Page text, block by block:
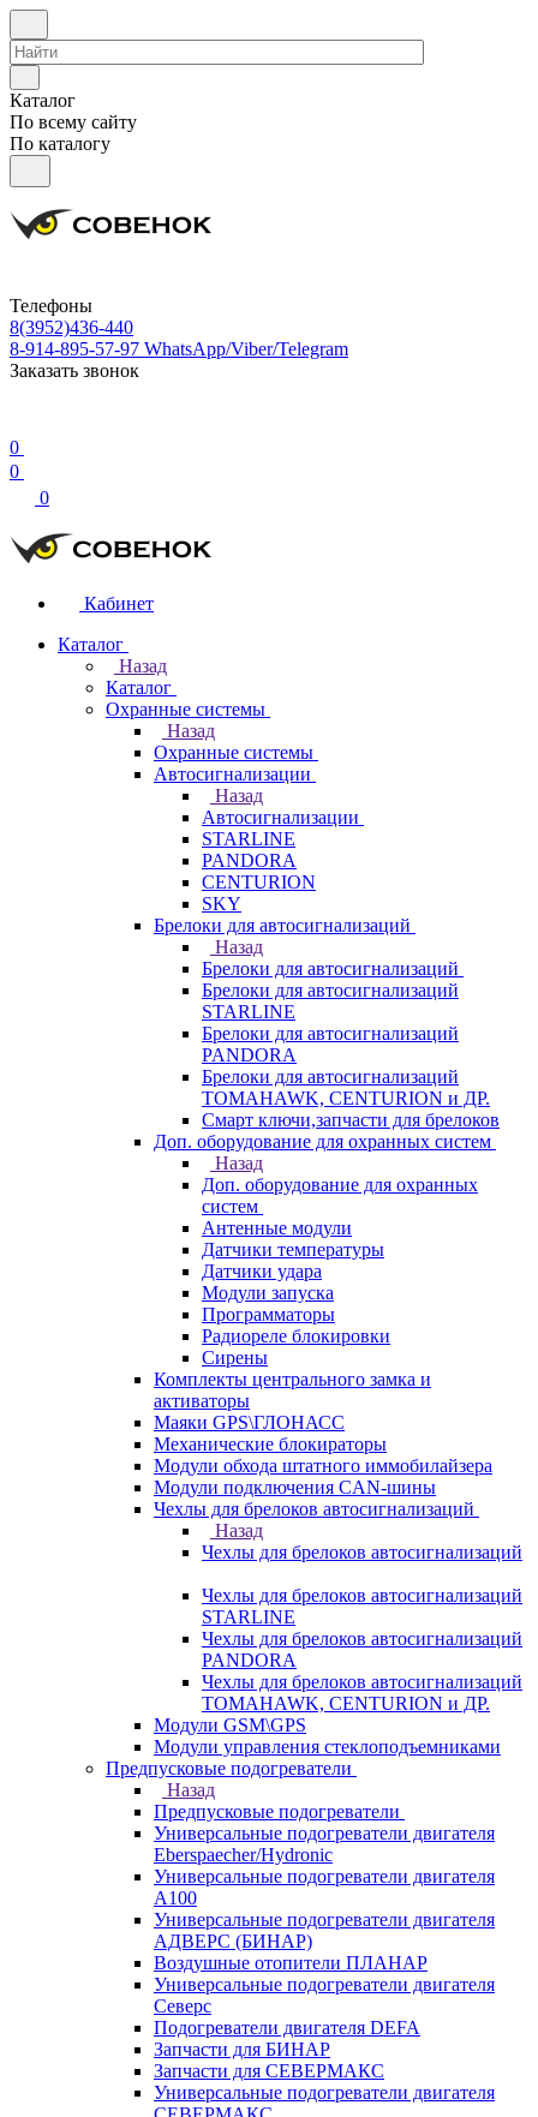
Каталог
По всему сайту
По каталогу
Телефоны
8(3952)436-440
8-914-895-57-97 WhatsApp/Viber/Telegram
Заказать звонок
0
0
0
Кабинет
Каталог
Назад
Каталог
Охранные системы
Назад
Охранные системы
Автосигнализации
Назад
Автосигнализации
STARLINE
PANDORA
CENTURION
SKY
Брелоки для автосигнализаций
Назад
Брелоки для автосигнализаций
Брелоки для автосигнализаций
STARLINE
Брелоки для автосигнализаций
PANDORA
Брелоки для автосигнализаций
TOMAHAWK, CENTURION и ДР.
Смарт ключи,запчасти для брелоков
Доп. оборудование для охранных систем
Назад
Доп. оборудование для охранных
систем
Антенные модули
Датчики температуры
Датчики удара
Модули запуска
Программаторы
Радиореле блокировки
Сирены
Комплекты центрального замка и
активаторы
Маяки GPS\ГЛОНАСС
Механические блокираторы
Модули обхода штатного иммобилайзера
Модули подключения CAN-шины
Чехлы для брелоков автосигнализаций
Назад
Чехлы для брелоков автосигнализаций
Чехлы для брелоков автосигнализаций
STARLINE
Чехлы для брелоков автосигнализаций
PANDORA
Чехлы для брелоков автосигнализаций
TOMAHAWK, CENTURION и ДР.
Модули GSM\GPS
Модули управления стеклоподъемниками
Предпусковые подогреватели
Назад
Предпусковые подогреватели
Универсальные подогреватели двигателя
Eberspaecher/Hydronic
Универсальные подогреватели двигателя
A100
Универсальные подогреватели двигателя
АДВЕРС (БИНАР)
Воздушные отопители ПЛАНАР
Универсальные подогреватели двигателя
Северс
Подогреватели двигателя DEFA
Запчасти для БИНАР
Запчасти для СЕВЕРМАКС
Универсальные подогреватели двигателя